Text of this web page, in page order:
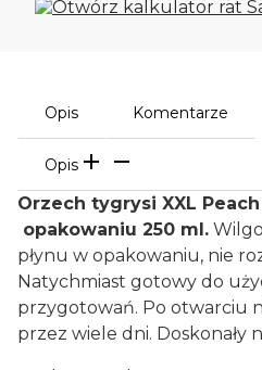
Opis Komentarze
Opis
Orzech tygrysi XXL
opakowaniu 250 ml.
płynu w opakowaniu, nie
Natychmiast gotowy do
przygotowań. Po otwarciu
przez wiele dni. Doskonały